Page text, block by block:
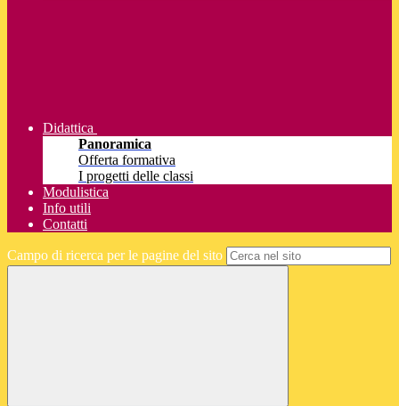
Didattica
Panoramica
Offerta formativa
I progetti delle classi
Modulistica
Info utili
Contatti
Campo di ricerca per le pagine del sito